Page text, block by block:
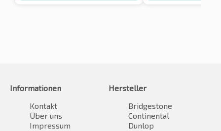
Informationen
Kontakt
Über uns
Impressum
Hersteller
Bridgestone
Continental
Dunlop